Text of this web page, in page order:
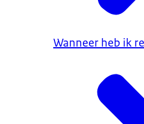
Wanneer heb ik